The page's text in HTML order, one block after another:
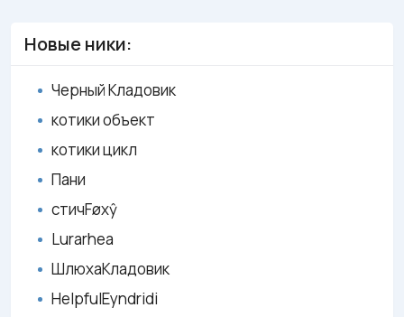
Новые ники:
Черный Кладовик
котики объект
котики цикл
Пани
стичFøxŷ
Lurarhea
ШлюхаКладовик
HelpfulEyndridi